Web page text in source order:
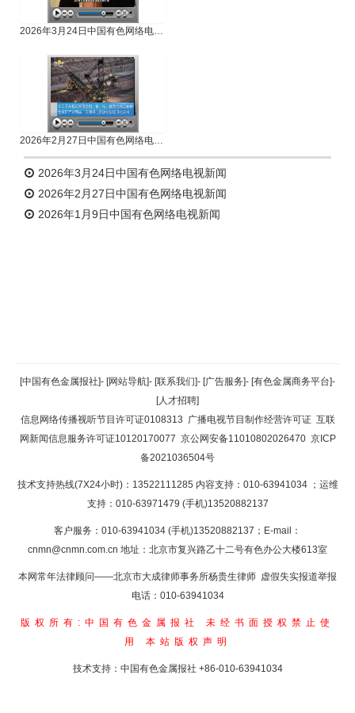
2026年3月24日中国有色网络电视新闻
2026年2月27日中国有色网络电视新闻
2026年3月24日中国有色网络电视新闻
2026年2月27日中国有色网络电视新闻
2026年1月9日中国有色网络电视新闻
返回顶部
返回首页
[中国有色金属报社]- [网站导航]- [联系我们]- [广告服务]- [有色金属商务平台]-
[人才招聘]
信息网络传播视听节目许可证0108313 广播电视节目制作经营许可证 互联
网新闻信息服务许可证10120170077 京公网安备11010802026470 京ICP
备2021036504号
技术支持热线(7X24小时)：13522111285 内容支持：010-63941034 ；运维
支持：010-63971479 (手机)13520882137
客户服务：010-63941034 (手机)13520882137；E-mail：
cnmn@cnmn.com.cn 地址：北京市复兴路乙十二号有色办公大楼613室
本网常年法律顾问——北京市大成律师事务所杨贵生律师 虚假失实报道举报
电话：010-63941034
版权所有:中国有色金属报社
未经书面授权禁止使
用 本站版权声明
技术支持：中国有色金属报社 +86-010-63941034